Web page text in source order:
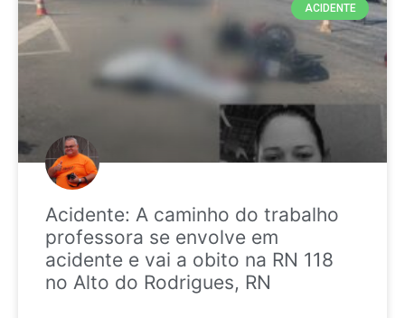
ACIDENTE
Acidente: A caminho do trabalho
professora se envolve em
acidente e vai a obito na RN 118
no Alto do Rodrigues, RN